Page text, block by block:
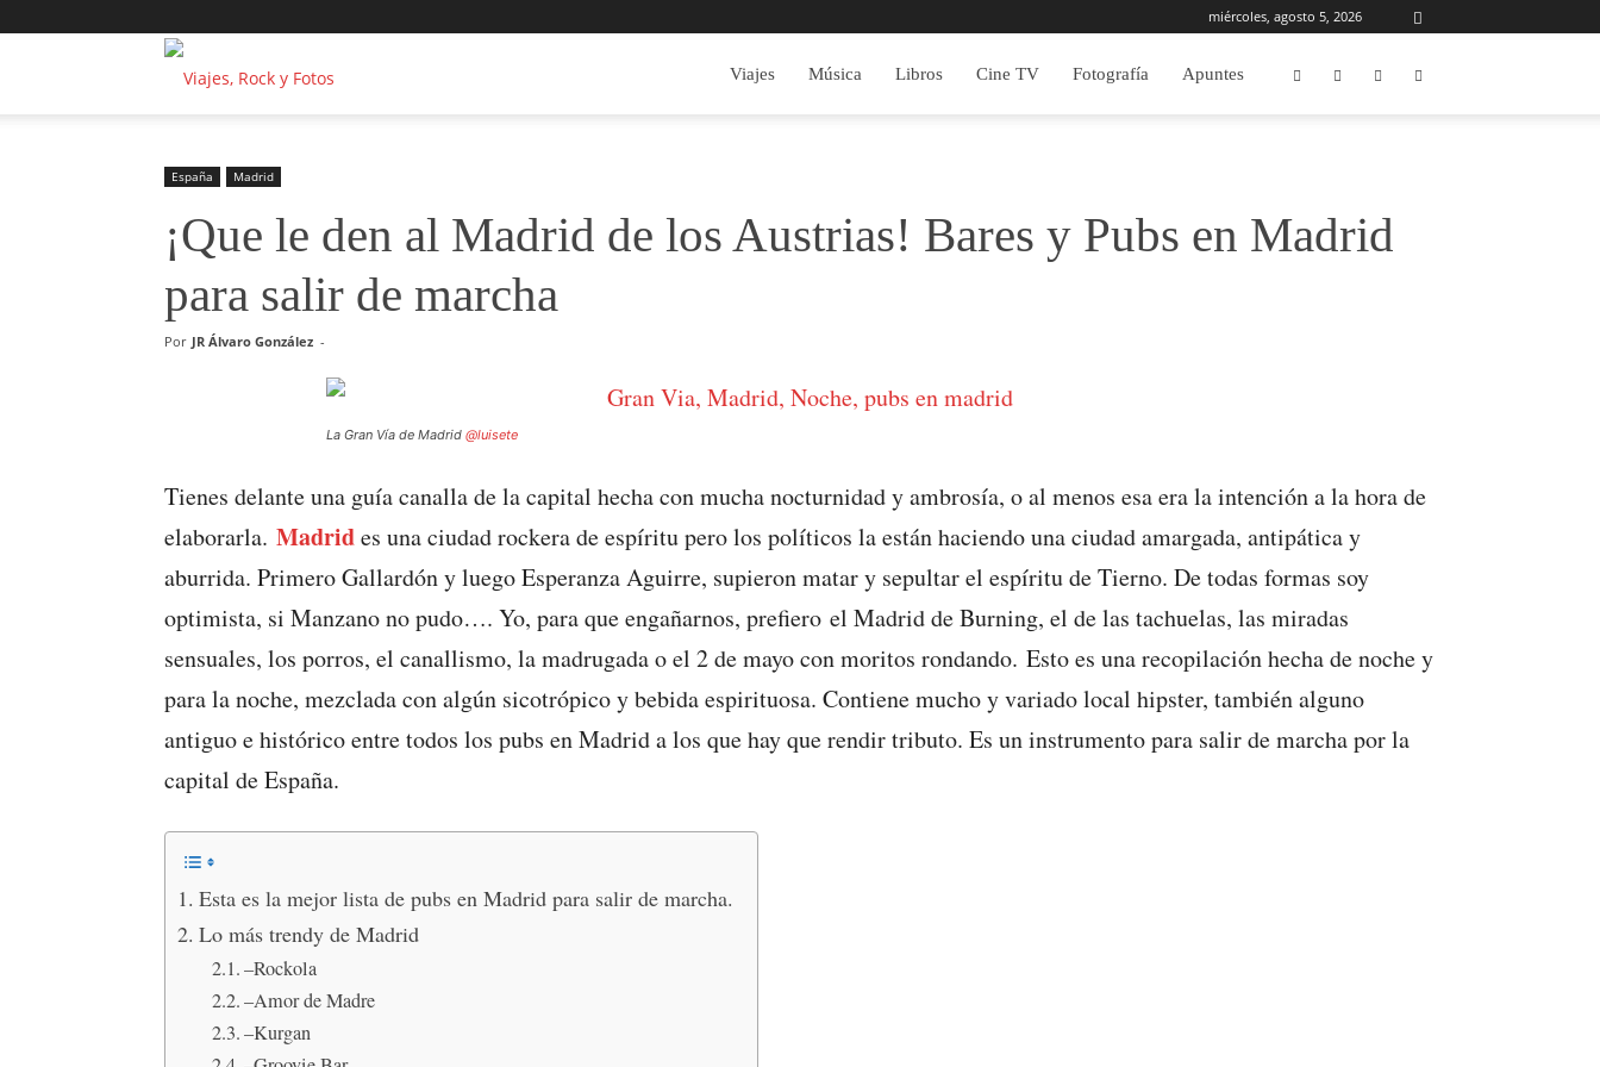
miércoles, agosto 5, 2026
y
Fotos
Viajes Música Libros Cine TV Fotografía Apuntes
España Madrid
¡Que le den al Madrid de los Austrias! Bares y Pubs en Madrid
para salir de marcha
Por JR Álvaro González -
La Gran Vía de Madrid @luisete
Tienes delante una guía canalla de la capital hecha con mucha nocturnidad y ambrosía, o al menos esa era la intención a la hora de
elaborarla. Madrides una ciudad rockera de espíritu pero los políticos la están haciendo una ciudad amargada, antipática y
aburrida. Primero Gallardón y luego Esperanza Aguirre, supieron matar y sepultar el espíritu de Tierno. De todas formas soy
optimista, si Manzano no pudo…. Yo, para que engañarnos, prefiero el Madrid de Burning, el de las tachuelas, las miradas
sensuales, los porros, el canallismo, la madrugada o el 2 de mayo con moritos rondando. Esto es una recopilación hecha de noche y
para la noche, mezclada con algún sicotrópico y bebida espirituosa. Contiene mucho y variado local hipster, también alguno
antiguo e histórico entre todos los pubs en Madrid a los que hay que rendir tributo. Es un instrumento para salir de marcha por la
capital de España.
Esta es la mejor lista de pubs en Madrid para salir de marcha.
Lo más trendy de Madrid
–Rockola
–Amor de Madre
–Kurgan